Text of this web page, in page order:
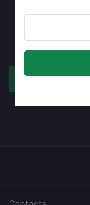
Subscribe to
الإشتراك